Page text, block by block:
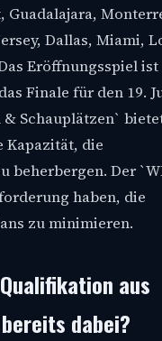
Guadalajara,
Dallas, Miami,
Eröffnungsspiel ist
Finale für den 19.
& Schauplätzen`
die
beherbergen. Der
haben, die
zu minimieren.
aus
dabei?